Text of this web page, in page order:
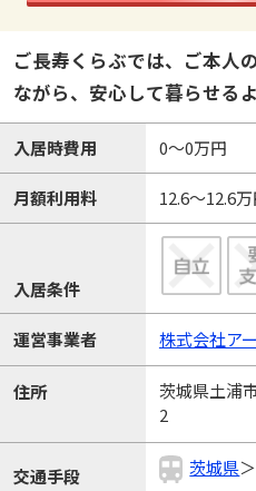
ご長寿くらぶでは、ご本人
ながら、安心して暮らせる
入居時費用 0～0万円
月額利用料 12.6～12.6
入居条件
運営事業者 株式会社ア
住所
茨城県土浦
2
交通手段 茨城県